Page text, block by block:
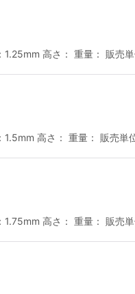
高さ： 重量： 販売
高さ： 重量： 販売
高さ： 重量： 販売